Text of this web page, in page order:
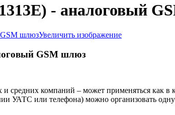
- аналоговый
Увеличить изображение
GSM шлюз
средних компаний – может применяться как
УАТС или телефона) можно организовать